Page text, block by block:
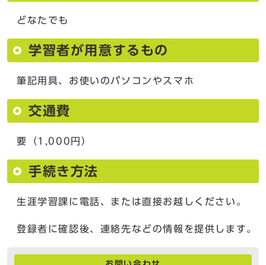
どなたでも
学習者が用意するもの
筆記用具、お使いのパソコンやスマホ
交通費
要（1,000円）
手続き方法
生涯学習課に電話、または直接お越しください。
登録者に確認後、連絡先などの情報を提供します。